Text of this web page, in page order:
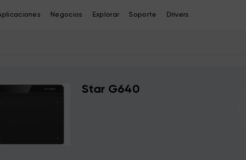
Negocios Explorar Soporte Drivers
Star G640